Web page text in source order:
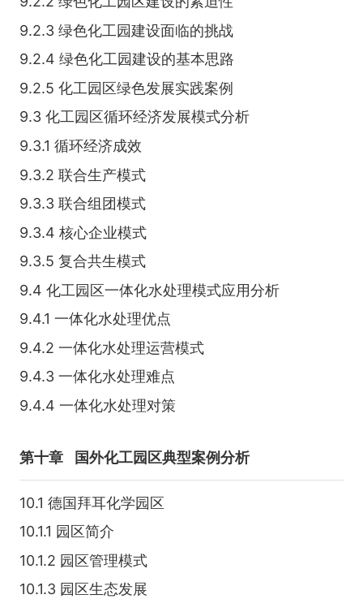
9.2.3 绿色化工园建设面临的挑战
9.2.4 绿色化工园建设的基本思路
9.2.5 化工园区绿色发展实践案例
9.3 化工园区循环经济发展模式分析
9.3.1 循环经济成效
9.3.2 联合生产模式
9.3.3 联合组团模式
9.3.4 核心企业模式
9.3.5 复合共生模式
9.4 化工园区一体化水处理模式应用分析
9.4.1 一体化水处理优点
9.4.2 一体化水处理运营模式
9.4.3 一体化水处理难点
9.4.4 一体化水处理对策
第十章 国外化工园区典型案例分析
10.1 德国拜耳化学园区
10.1.1 园区简介
10.1.2 园区管理模式
10.1.3 园区生态发展